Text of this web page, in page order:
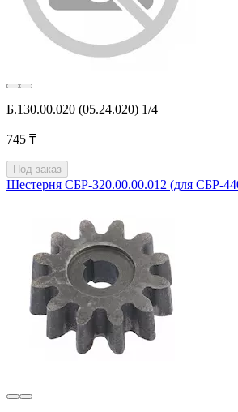
Б.130.00.020 (05.24.020) 1/4
745 ₸
Под заказ
Шестерня СБР-320.00.00.012 (для СБР-